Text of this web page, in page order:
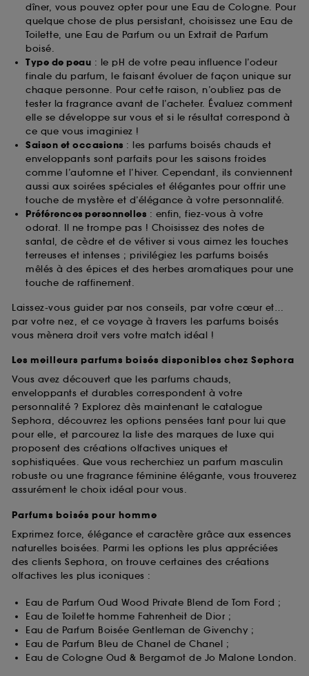
dîner, vous pouvez opter pour une Eau de Cologne. Pour
quelque chose de plus persistant, choisissez une Eau de
Toilette, une Eau de Parfum ou un Extrait de Parfum
boisé.
Type de peau : le pH de votre peau influence l’odeur
finale du parfum, le faisant évoluer de façon unique sur
chaque personne. Pour cette raison, n’oubliez pas de
tester la fragrance avant de l’acheter. Évaluez comment
elle se développe sur vous et si le résultat correspond à
ce que vous imaginiez !
Saison et occasions : les parfums boisés chauds et
enveloppants sont parfaits pour les saisons froides
comme l’automne et l’hiver. Cependant, ils conviennent
aussi aux soirées spéciales et élégantes pour offrir une
touche de mystère et d’élégance à votre personnalité.
Préférences personnelles : enfin, fiez-vous à votre
odorat. Il ne trompe pas ! Choisissez des notes de
santal, de cèdre et de vétiver si vous aimez les touches
terreuses et intenses ; privilégiez les parfums boisés
mêlés à des épices et des herbes aromatiques pour une
touche de raffinement.
Laissez-vous guider par nos conseils, par votre cœur et…
par votre nez, et ce voyage à travers les parfums boisés
vous mènera droit vers votre match idéal !
Les meilleurs parfums boisés disponibles chez Sephora
Vous avez découvert que les parfums chauds,
enveloppants et durables correspondent à votre
personnalité ? Explorez dès maintenant le catalogue
Sephora, découvrez les options pensées tant pour lui que
pour elle, et parcourez la liste des marques de luxe qui
proposent des créations olfactives uniques et
sophistiquées. Que vous recherchiez un parfum masculin
robuste ou une fragrance féminine élégante, vous trouverez
assurément le choix idéal pour vous.
Parfums boisés pour homme
Exprimez force, élégance et caractère grâce aux essences
naturelles boisées. Parmi les options les plus appréciées
des clients Sephora, on trouve certaines des créations
olfactives les plus iconiques :
Eau de Parfum Oud Wood Private Blend de Tom Ford ;
Eau de Toilette homme Fahrenheit de Dior ;
Eau de Parfum Boisée Gentleman de Givenchy ;
Eau de Parfum Bleu de Chanel de Chanel ;
Eau de Cologne Oud & Bergamot de Jo Malone London.